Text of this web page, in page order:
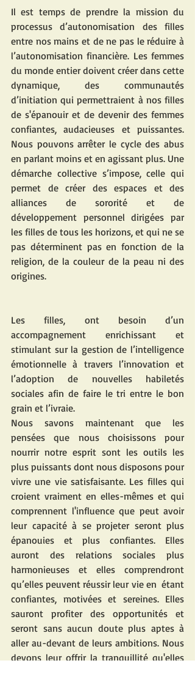
Il est temps de prendre la mission du
processus d’autonomisation des filles
entre nos mains et de ne pas le réduire à
l’autonomisation financière. Les femmes
du monde entier doivent créer dans cette
dynamique, des communautés
d’initiation qui permettraient à nos filles
de s'épanouir et de devenir des femmes
confiantes, audacieuses et puissantes.
Nous pouvons arrêter le cycle des abus
en parlant moins et en agissant plus. Une
démarche collective s’impose, celle qui
permet de créer des espaces et des
alliances de sororité et de
développement personnel dirigées par
les filles de tous les horizons, et qui ne se
pas déterminent pas en fonction de la
religion, de la couleur de la peau ni des
origines.
Les filles, ont besoin d’un
accompagnement enrichissant et
stimulant sur la gestion de l’intelligence
émotionnelle à travers l’innovation et
l’adoption de nouvelles habiletés
sociales afin de faire le tri entre le bon
grain et l’ivraie.
Nous savons maintenant que les
pensées que nous choisissons pour
nourrir notre esprit sont les outils les
plus puissants dont nous disposons pour
vivre une vie satisfaisante. Les filles qui
croient vraiment en elles-mêmes et qui
comprennent l'influence que peut avoir
leur capacité à se projeter seront plus
épanouies et plus confiantes. Elles
auront des relations sociales plus
harmonieuses et elles comprendront
qu’elles peuvent réussir leur vie en  étant
confiantes, motivées et sereines. Elles
sauront profiter des opportunités et
seront sans aucun doute plus aptes à
aller au-devant de leurs ambitions. Nous
devons leur offrir la tranquillité qu'elles